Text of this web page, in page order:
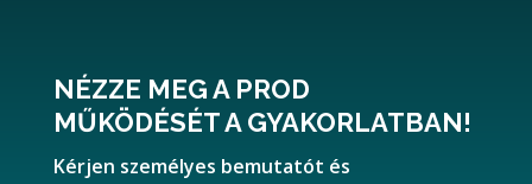
NÉZZE MEG A PROD
MŰKÖDÉSÉT A GYAKORLATBAN!
Kérjen személyes bemutatót és